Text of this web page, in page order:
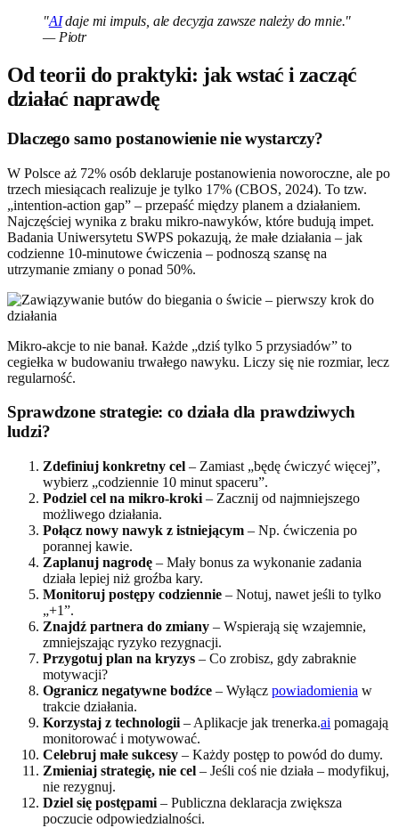
"AIdaje mi impuls, ale decyzja zawsze należy do mnie."
— Piotr
Od teorii do praktyki: jak wstać i zacząć
działać naprawdę
Dlaczego samo postanowienie nie wystarczy?
W Polsce aż 72% osób deklaruje postanowienia noworoczne, ale po
trzech miesiącach realizuje je tylko 17% (CBOS, 2024). To tzw.
„intention-action gap” – przepaść między planem a działaniem.
Najczęściej wynika z braku mikro-nawyków, które budują impet.
Badania Uniwersytetu SWPS pokazują, że małe działania – jak
codzienne 10-minutowe ćwiczenia – podnoszą szansę na
utrzymanie zmiany o ponad 50%.
Mikro-akcje to nie banał. Każde „dziś tylko 5 przysiadów” to
cegiełka w budowaniu trwałego nawyku. Liczy się nie rozmiar, lecz
regularność.
Sprawdzone strategie: co działa dla prawdziwych
ludzi?
Zdefiniuj konkretny cel – Zamiast „będę ćwiczyć więcej”,
wybierz „codziennie 10 minut spaceru”.
Podziel cel na mikro-kroki – Zacznij od najmniejszego
możliwego działania.
Połącz nowy nawyk z istniejącym – Np. ćwiczenia po
porannej kawie.
Zaplanuj nagrodę – Mały bonus za wykonanie zadania
działa lepiej niż groźba kary.
Monitoruj postępy codziennie – Notuj, nawet jeśli to tylko
„+1”.
Znajdź partnera do zmiany – Wspierają się wzajemnie,
zmniejszając ryzyko rezygnacji.
Przygotuj plan na kryzys – Co zrobisz, gdy zabraknie
motywacji?
Ogranicz negatywne bodźce – Wyłącz powiadomienia w
trakcie działania.
Korzystaj z technologii – Aplikacje jak trenerka.ai pomagają
monitorować i motywować.
Celebruj małe sukcesy – Każdy postęp to powód do dumy.
Zmieniaj strategię, nie cel – Jeśli coś nie działa – modyfikuj,
nie rezygnuj.
Dziel się postępami – Publiczna deklaracja zwiększa
poczucie odpowiedzialności.